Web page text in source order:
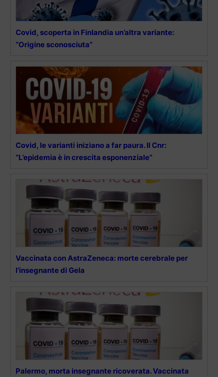
Covid, scoperta in Finlandia un’altra variante:
“Origine sconosciuta”
Covid, le varianti iniziano a far paura. Il Cnr:
“L’epidemia è in crescita esponenziale”
Vaccinata con AstraZeneca: morte cerebrale per
l’insegnante di Gela
Palermo, morta insegnante ricoverata. Vaccinata